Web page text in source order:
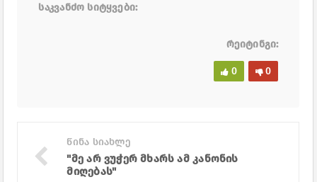
საკვანძო სიტყვები:
რეიტინგი:
0 0
წინა სიახლე
"მე არ ვუჭერ მხარს ამ კანონის
მიღებას"